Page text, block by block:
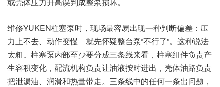
维修YUKEN柱塞泵时，现场最容易出现一种判断偏差：压
力上不去、动作变慢，就先怀疑整台泵“不行了”。这种说法
太粗。柱塞泵内部至少要分成三条线来看，柱塞组件负责产
生容积变化，配流机构负责让油液按时进出，壳体油路负责
把泄漏油、润滑和热量带走。三条线中的任何一条出问题，